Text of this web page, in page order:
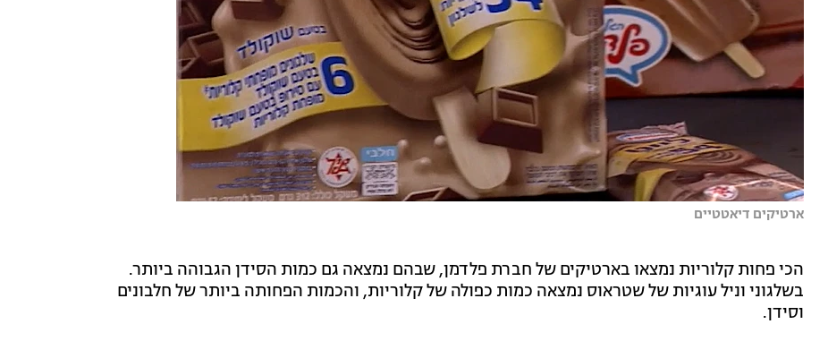
ארטיקים דיאטטיים
הכי פחות קלוריות נמצאו בארטיקים של חברת פלדמן, שבהם נמצאה גם כמות הסידן הגבוהה ביותר.
בשלגוני וניל עוגיות של שטראוס נמצאה כמות כפולה של קלוריות, והכמות הפחותה ביותר של חלבונים
וסידן.